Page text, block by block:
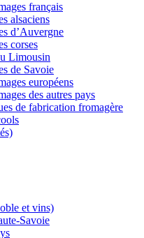
français
alsaciens
d’Auvergne
corses
Limousin
de Savoie
européens
des autres pays
de fabrication fromagère
et vins)
Savoie